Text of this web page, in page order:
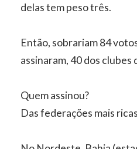
delas tem peso três.
Então, sobrariam 84
assinaram, 40 dos clubes
Quem assinou?
Das federações mais